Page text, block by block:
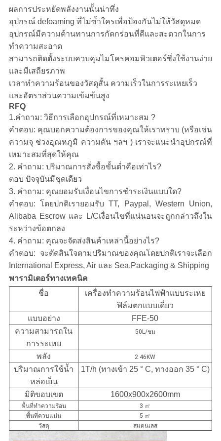
ผลการประหยัดพลังงานนั้นน่าทึ่ง
อุปกรณ์ defoaming ที่ไม่ซ้ำใครเพื่อป้องกันไม่ให้วัสดุหมด
อุปกรณ์มีความต้านทานการกัดกร่อนที่ดีและสะดวกในการ
ทำความสะอาด
สามารถติดตั้งระบบควบคุมไมโครคอมพิวเตอร์ซึ่งใช้งานง่าย
และมีเสถียรภาพ
เวลาทำความร้อนของวัสดุสั้น ความเร็วในการระเหยเร็ว
และอัตราส่วนความเข้มข้นสูง
RFQ
1.คำถาม: วิธีการเลือกอุปกรณ์ที่เหมาะสม ?
คำตอบ: คุณบอกความต้องการของคุณให้เราทราบ (หรือเช่น
ความจุ ช่วงอุณหภูมิ ความดัน ฯลฯ ) เราจะแนะนำอุปกรณ์ที่
เหมาะสมที่สุดให้คุณ
2. คำถาม: ปริมาณการสั่งซื้อขั้นต่ำคือเท่าไร?
ตอบ ปัจจุบันมีชุดเดียว
3. คำถาม: คุณยอมรับเงื่อนไขการชำระเงินแบบใด?
คำตอบ: โดยปกติเรายอมรับ TT, Paypal, Western Union,
Alibaba Escrow และ L/Cเงื่อนไขที่แน่นอนจะถูกกล่าวถึงใน
ระหว่างข้อตกลง
4. คำถาม: คุณจะจัดส่งสินค้าเหล่านี้อย่างไร?
คำตอบ: จะตัดสินใจตามปริมาณของคุณโดยปกติเราจะเลือก
International Express, Air และ Sea.Packaging & Shipping
พารามิเตอร์ทางเทคนิค
ชื่อ
เครื่องทำความร้อนไฟฟ้าแบบระเหย
ฟิล์มตกแบบเดี่ยว
แบบอย่าง
FFE-50
ความสามารถใน
การระเหย
50L/ชม
พลัง 2.46KW
ปริมาณการใช้น้ำ
หล่อเย็น
1T/h (ทางเข้า 25 ° C, ทางออก 35 ° C)
มิติขอบเขต 1600x900x2600mm
พื้นที่ทำความร้อน
3 ㎡
พื้นที่ควบแน่น
5 ㎡
วัสดุ
สแตนเลส